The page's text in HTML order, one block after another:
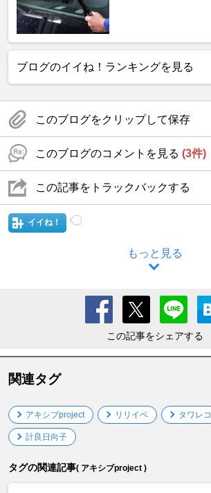
ブログのイイね！ランキングを見る
このブログをクリップして保存
このブログのコメントを見る (3件)
この記事をトラックバックする
イイね！
もっと見る
この記事をシェアする
関連タグ
アキシブproject リリイベ タワレコ
計良日向子
タグの関連記事( アキシブproject )